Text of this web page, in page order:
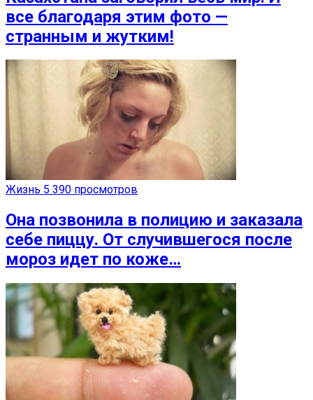
все благодаря этим фото —
странным и жутким!
Жизнь 5 390 просмотров
Она позвонила в полицию и заказала
себе пиццу. От случившегося после
мороз идет по коже…